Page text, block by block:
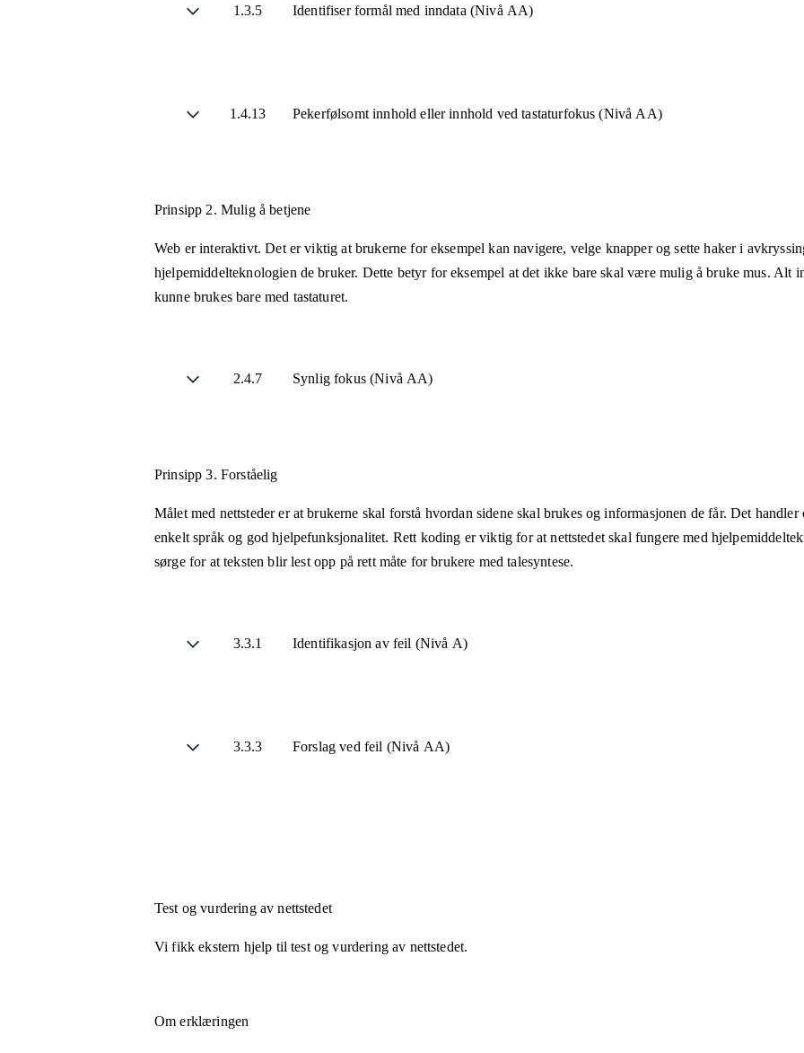
1.3.5 Identifiser formål med inndata (Nivå AA)
1.4.13 Pekerfølsomt innhold eller innhold ved tastaturfokus (Nivå AA)
Prinsipp 2. Mulig å betjene
Web er interaktivt. Det er viktig at brukerne for eksempel kan navigere, velge knapper og sette haker i
hjelpemiddelteknologien de bruker. Dette betyr for eksempel at det ikke bare skal være mulig å bruke mus. Alt
kunne brukes bare med tastaturet.
2.4.7 Synlig fokus (Nivå AA)
Prinsipp 3. Forståelig
Målet med nettsteder er at brukerne skal forstå hvordan sidene skal brukes og informasjonen de får. Det
enkelt språk og god hjelpefunksjonalitet. Rett koding er viktig for at nettstedet skal fungere med
sørge for at teksten blir lest opp på rett måte for brukere med talesyntese.
3.3.1 Identifikasjon av feil (Nivå A)
3.3.3 Forslag ved feil (Nivå AA)
Test og vurdering av nettstedet
Vi fikk ekstern hjelp til test og vurdering av nettstedet.
Om erklæringen